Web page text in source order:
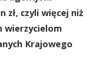
zł, czyli więcej niż
wierzycielom
Krajowego